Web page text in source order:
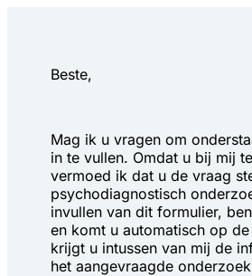
Beste,
Mag ik u vragen om
in te vullen. Omdat u bij mij
vermoed ik dat u de vraag
psychodiagnostisch
invullen van dit formulier,
en komt u automatisch op
krijgt u intussen van mij de
het aangevraagde